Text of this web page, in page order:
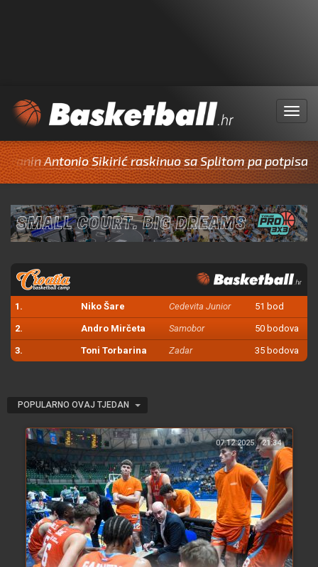
Menu
Sikirić raskinuo sa Splitom pa potpisao za
1. Niko Šare Cedevita Junior 51 bod
2. Andro Mirčeta Samobor 50 bodova
3. Toni Torbarina Zadar 35 bodova
POPULARNO OVAJ TJEDAN
07.12.2025. 21:34